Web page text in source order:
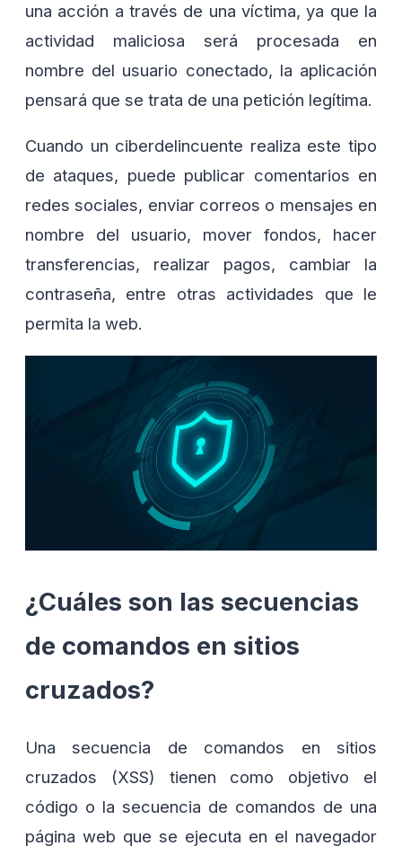
una acción a través de una víctima, ya que la
actividad maliciosa será procesada en
nombre del usuario conectado, la aplicación
pensará que se trata de una petición legítima.
Cuando un ciberdelincuente realiza este tipo
de ataques, puede publicar comentarios en
redes sociales, enviar correos o mensajes en
nombre del usuario, mover fondos, hacer
transferencias, realizar pagos, cambiar la
contraseña, entre otras actividades que le
permita la web.
¿Cuáles son las secuencias
de comandos en sitios
cruzados?
Una secuencia de comandos en sitios
cruzados (XSS) tienen como objetivo el
código o la secuencia de comandos de una
página web que se ejecuta en el navegador